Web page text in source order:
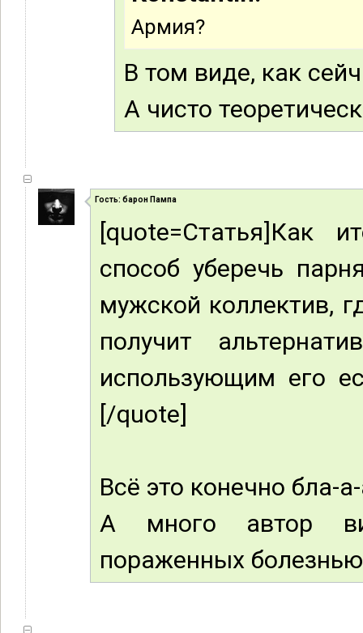
Армия?
В том виде, как
А чисто
Гость: барон Пампа
[quote=Статья]Как
способ уберечь
мужской коллектив,
получит
использующим его
[/quote]
Всё это конечно бла-
А много автор
пораженных